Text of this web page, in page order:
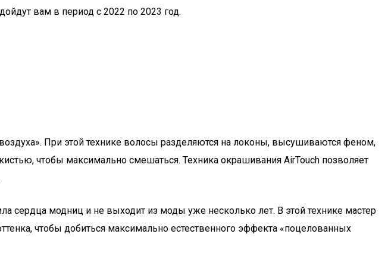
вам в период с 2022 по 2023 год.
При этой технике волосы разделяются на локоны, высушиваются феном,
чтобы максимально смешаться. Техника окрашивания AirTouch позволяет
сердца модниц и не выходит из моды уже несколько лет. В этой технике мастер
чтобы добиться максимально естественного эффекта «поцелованных